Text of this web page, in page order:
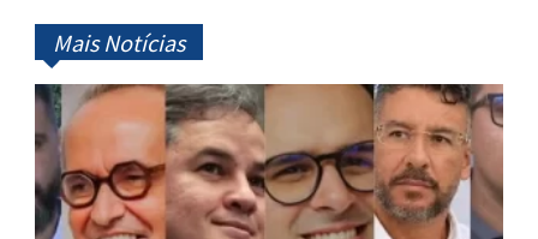
Mais Notícias